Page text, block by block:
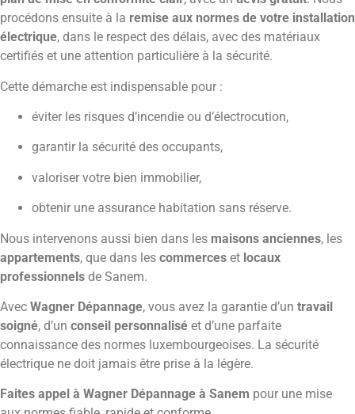
procédons ensuite à la remise aux normes de votre installation
électrique, dans le respect des délais, avec des matériaux
certifiés et une attention particulière à la sécurité.
Cette démarche est indispensable pour :
éviter les risques d’incendie ou d’électrocution,
garantir la sécurité des occupants,
valoriser votre bien immobilier,
obtenir une assurance habitation sans réserve.
Nous intervenons aussi bien dans les maisons anciennes, les
appartements, que dans les commerces et locaux
professionnels de Sanem.
Avec Wagner Dépannage, vous avez la garantie d’un travail
soigné, d’un conseil personnalisé et d’une parfaite
connaissance des normes luxembourgeoises. La sécurité
électrique ne doit jamais être prise à la légère.
Faites appel à Wagner Dépannage à Sanem pour une mise